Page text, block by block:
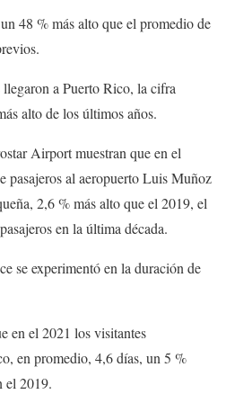
48 % más alto que el promedio de
llegaron a Puerto Rico, la cifra
alto de los últimos años.
Airport muestran que en el
pasajeros al aeropuerto Luis Muñoz
2,6 % más alto que el 2019, el
en la última década.
se experimentó en la duración de
en el 2021 los visitantes
en promedio, 4,6 días, un 5 %
el 2019.